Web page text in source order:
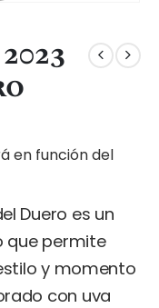
en función del
Duero es un
que permite
y momento
con uva